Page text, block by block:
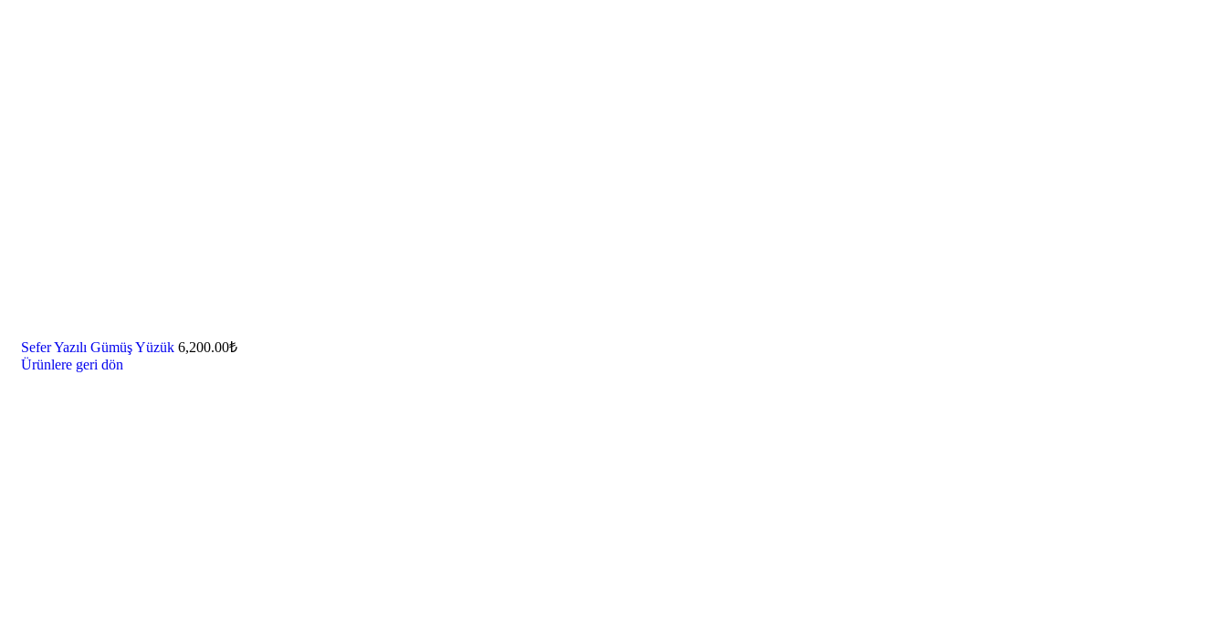
Sefer Yazılı Gümüş Yüzük 6,200.00₺
Ürünlere geri dön